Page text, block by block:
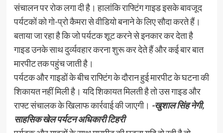
संचालन पर रोक लगा दी है। हालांकि राफ्टिंग गाइड इसके बावजूद
पर्यटकों को गो-प्रो कैमरा से वीडियो बनाने के लिए सौदा करते हैं।
बताया जा रहा है कि जो पर्यटक शूट करने से इनकार कर देता है
गाइड उनके साथ दुर्व्यवहार करना शुरू कर देते हैं और कई बार बात
मारपीट तक पहुंच जाती है।
पर्यटक और गाइडों के बीच राफ्टिंग के दौरान हुई मारपीट के घटना की
शिकायत नहीं मिली है। यदि शिकायत मिलती है तो उस गाइड और
राफ्ट संचालक के खिलाफ कार्रवाई की जाएगी। -खुशाल सिंह नेगी,
साहसिक खेल पर्यटन अधिकारी टिहरी